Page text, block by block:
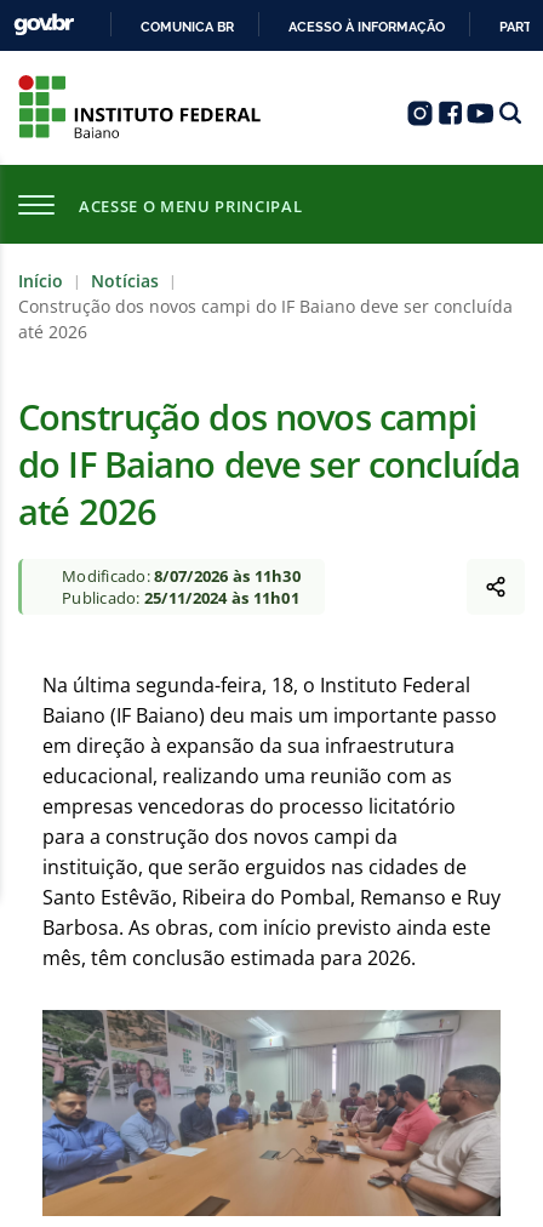
COMUNICA BR ACESSO À INFORMAÇÃO
ACESSE O MENU PRINCIPAL
Início | Notícias |
Construção dos novos campi do IF Baiano deve ser concluída
até 2026
Construção dos novos campi
do IF Baiano deve ser concluída
até 2026
Modificado:8/07/2026 às 11h30
Publicado: 25/11/2024 às 11h01
Na última segunda-feira, 18, o Instituto Federal
Baiano (IF Baiano) deu mais um importante passo
em direção à expansão da sua infraestrutura
educacional, realizando uma reunião com as
empresas vencedoras do processo licitatório
para a construção dos novos campi da
instituição, que serão erguidos nas cidades de
Santo Estêvão, Ribeira do Pombal, Remanso e Ruy
Barbosa. As obras, com início previsto ainda este
mês, têm conclusão estimada para 2026.